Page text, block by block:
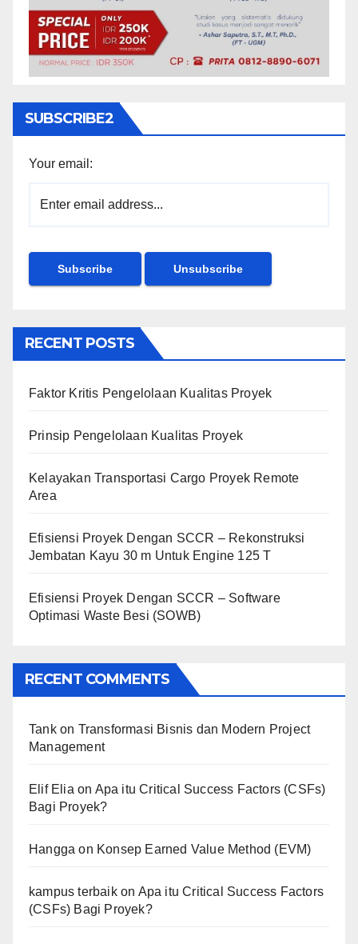
SUBSCRIBE2
Your email:
RECENT POSTS
Faktor Kritis Pengelolaan Kualitas Proyek
Prinsip Pengelolaan Kualitas Proyek
Kelayakan Transportasi Cargo Proyek Remote
Area
Efisiensi Proyek Dengan SCCR – Rekonstruksi
Jembatan Kayu 30 m Untuk Engine 125 T
Efisiensi Proyek Dengan SCCR – Software
Optimasi Waste Besi (SOWB)
RECENT COMMENTS
Tankon Transformasi Bisnis dan Modern Project
Management
Elif Eliaon Apa itu Critical Success Factors (CSFs)
Bagi Proyek?
Hangga on Konsep Earned Value Method (EVM)
kampus terbaikon Apa itu Critical Success Factors
(CSFs) Bagi Proyek?